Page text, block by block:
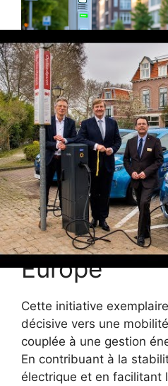
Impacts et
premier
Europe
Cette initiative
décisive vers une
couplée à une gestion
En contribuant à la
électrique et en facilitant